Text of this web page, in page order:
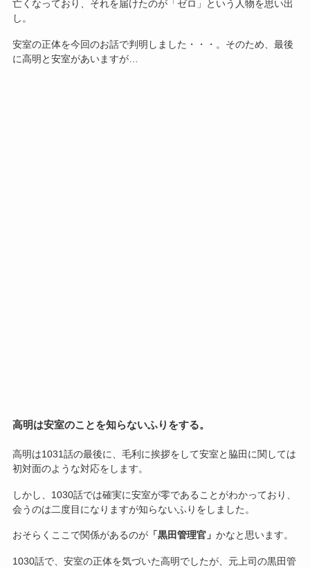
亡くなっており、それを届けたのが「ゼロ」という人物を思い出
し。
安室の正体を今回のお話で判明しました・・・。そのため、最後
に高明と安室があいますが…
高明は安室のことを知らないふりをする。
高明は1031話の最後に、毛利に挨拶をして安室と脇田に関しては
初対面のような対応をします。
しかし、1030話では確実に安室が零であることがわかっており、
会うのは二度目になりますが知らないふりをしました。
おそらくここで関係があるのが「黒田管理官」 かなと思います。
1030話で、安室の正体を気づいた高明でしたが、元上司の黒田管